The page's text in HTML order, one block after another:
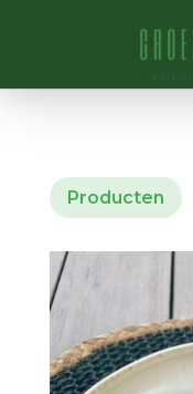
Producten